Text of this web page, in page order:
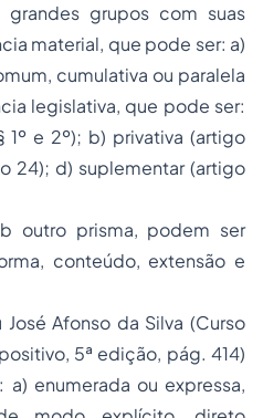
grupos com suas
material, que pode ser: a)
cumulativa ou paralela
legislativa, que pode ser:
1º e 2º); b) privativa (artigo
24); d) suplementar (artigo
outro prisma, podem ser
conteúdo, extensão e
Afonso da Silva (Curso
5ª edição, pág. 414)
enumerada ou expressa,